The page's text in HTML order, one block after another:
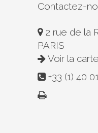
Contactez-
2 rue de la
PARIS
Voir la carte
+33 (1) 40